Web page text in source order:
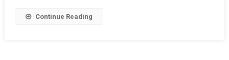
Continue Reading